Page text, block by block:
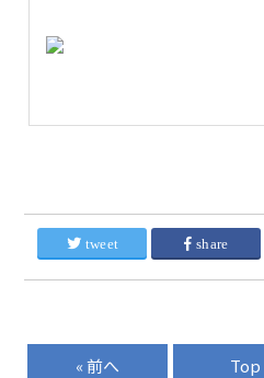
tweet share
« 前へ Top